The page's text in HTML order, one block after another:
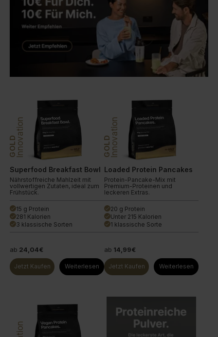
GOLDInnovation
Superfood Breakfast Bowl
Nährstoffreiche Mahlzeit mit
vollwertigen Zutaten, ideal zum
Frühstück.
done 15 g Protein
done 281 Kalorien
done 3 klassische Sorten
ab 24,04€
Jetzt Kaufen Weiterlesen
GOLDInnovation
Loaded Protein Pancakes
Protein-Pancake-Mix mit
Premium-Proteinen und
leckeren Extras.
done 20 g Protein
done Unter 215 Kalorien
done 1 klassische Sorte
ab 14,99€
Jetzt Kaufen Weiterlesen